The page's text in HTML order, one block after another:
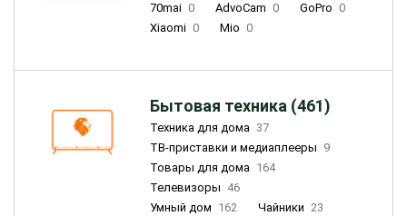
70mai 0 AdvoCam 0 GoPro 0
Xiaomi 0 Mio 0
Бытовая техника (461)
Техника для дома 37
ТВ-приставки и медиаплееры 9
Товары для дома 164
Телевизоры 46
Умный дом 162 Чайники 23